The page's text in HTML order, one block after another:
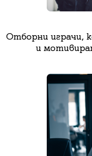
Отборни играчи,
и